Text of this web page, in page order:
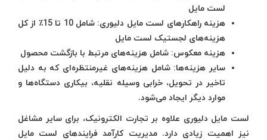
لست مایل
هزینه راهکارهای لست مایل دلیوری: شامل 10 تا 15٪ از کل
هزینه‌های لجستیک لست مایل
هزینه معکوس: شامل هزینه‌های مرتبط با بازگشت محصول
سایر هزینه‌ها: شامل هزینه‌های غیرمنتظره‌ای که به دلیل
تاخیر در تحویل، خرابی وسیله نقلیه، بیکاری دستگاه‌ها و
موارد دیگر ایجاد می‌شود.
لست مایل دلیوری علاوه بر تجارت الکترونیک، برای سایر مشاغل
نیز اهمیت زیادی دارد. مدیریت کارآمد فرایندهای لست مایل